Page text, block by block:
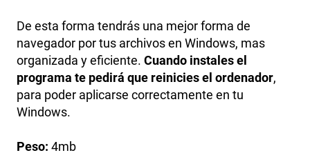
De esta forma tendrás una mejor forma de
navegador por tus archivos en Windows, mas
organizada y eficiente. Cuando instales el
programa te pedirá que reinicies el ordenador,
para poder aplicarse correctamente en tu
Windows.
Peso: 4mb